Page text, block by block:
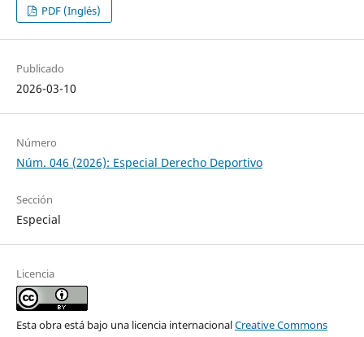
PDF (Inglés)
Publicado
2026-03-10
Número
Núm. 046 (2026): Especial Derecho Deportivo
Sección
Especial
Licencia
Esta obra está bajo una licencia internacionalCreative Commons